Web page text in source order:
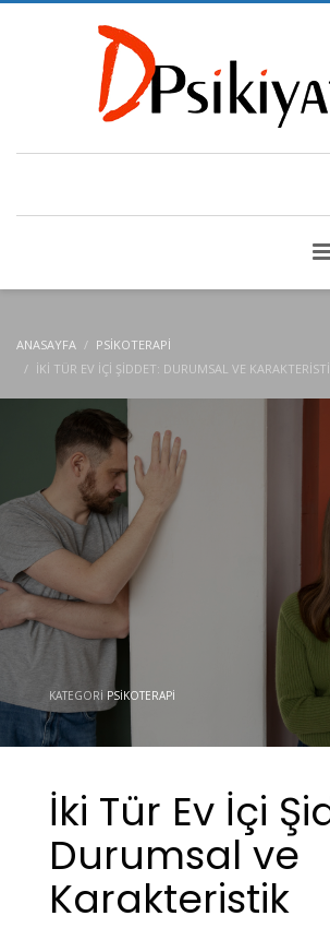
ANASAYFA
PSIKOTERAPI
İKI TÜR EV İÇI ŞIDDET: DURUMSAL VE
KATEGORI PSIKOTERAPI
İki Tür Ev İçi
Durumsal ve
Karakteristik